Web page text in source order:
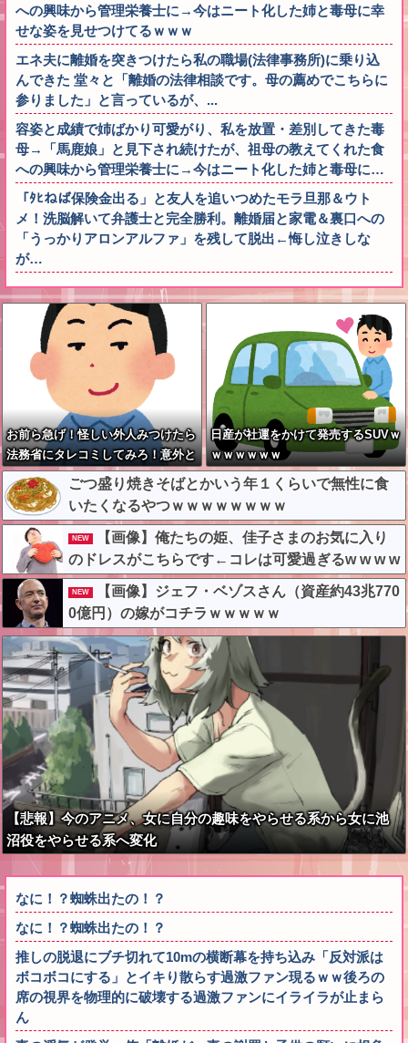
への興味から管理栄養士に→今はニート化した姉と毒母に幸
せな姿を見せつけてるｗｗｗ
エネ夫に離婚を突きつけたら私の職場(法律事務所)に乗り込
んできた 堂々と「離婚の法律相談です。母の薦めでこちらに
参りました」と言っているが、...
容姿と成績で姉ばかり可愛がり、私を放置・差別してきた毒
母→「馬鹿娘」と見下され続けたが、祖母の教えてくれた食
への興味から管理栄養士に→今はニート化した姉と毒母に…
「ﾀﾋねば保険金出る」と友人を追いつめたモラ旦那＆ウト
メ！洗脳解いて弁護士と完全勝利。離婚届と家電＆裏口への
「うっかりアロンアルファ」を残して脱出←悔し泣きしな
が…
お前ら急げ！怪しい外人みつけたら
法務省にタレコミしてみろ！意外と
仕事するぞ？
日産が社運をかけて発売するSUVｗ
ｗｗｗｗｗｗ
ごつ盛り焼きそばとかいう年１くらいで無性に食
いたくなるやつｗｗｗｗｗｗｗｗ
NEW
【画像】俺たちの姫、佳子さまのお気に入り
のドレスがこちらです←コレは可愛過ぎるw w w w
w w w w
NEW
【画像】ジェフ・ベゾスさん（資産約43兆770
0億円）の嫁がコチラｗｗｗｗｗ
【悲報】今のアニメ、女に自分の趣味をやらせる系から女に池
沼役をやらせる系へ変化
なに！？蜘蛛出たの！？
なに！？蜘蛛出たの！？
推しの脱退にブチ切れて10mの横断幕を持ち込み「反対派は
ボコボコにする」とイキり散らす過激ファン現るｗｗ後ろの
席の視界を物理的に破壊する過激ファンにイライラが止まら
ん